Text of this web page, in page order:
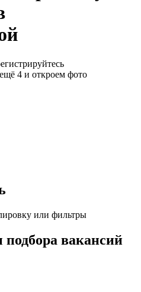
4 и откроем фото
или фильтры
вакансий